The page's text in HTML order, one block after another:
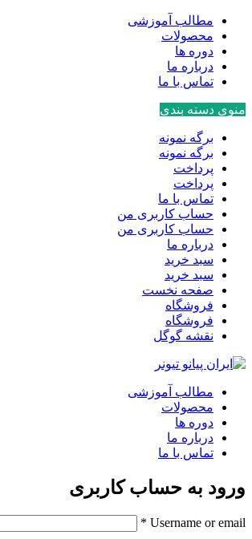
مطالب آموزشی
محصولات
دوره ها
درباره ما
تماس با ما
منوی دسته بندی
برگه نمونه
برگه نمونه
پرداخت
پرداخت
تماس با ما
حساب کاربری من
حساب کاربری من
درباره ما
سبد خرید
سبد خرید
صفحه نخست
فروشگاه
فروشگاه
نقشه گوگل
مطالب آموزشی
محصولات
دوره ها
درباره ما
تماس با ما
ورود به حساب کاربری
Username or email
*